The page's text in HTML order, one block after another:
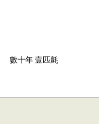
數十年 壹匹氈